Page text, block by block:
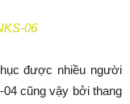
06
được nhiều người
cũng vậy bởi thang